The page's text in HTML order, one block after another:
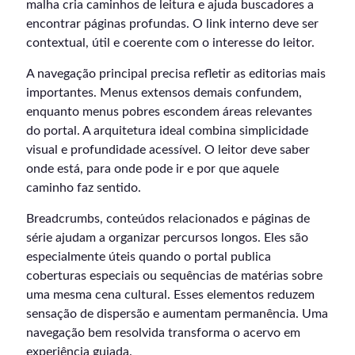
malha cria caminhos de leitura e ajuda buscadores a
encontrar páginas profundas. O link interno deve ser
contextual, útil e coerente com o interesse do leitor.
A navegação principal precisa refletir as editorias mais
importantes. Menus extensos demais confundem,
enquanto menus pobres escondem áreas relevantes
do portal. A arquitetura ideal combina simplicidade
visual e profundidade acessível. O leitor deve saber
onde está, para onde pode ir e por que aquele
caminho faz sentido.
Breadcrumbs, conteúdos relacionados e páginas de
série ajudam a organizar percursos longos. Eles são
especialmente úteis quando o portal publica
coberturas especiais ou sequências de matérias sobre
uma mesma cena cultural. Esses elementos reduzem
sensação de dispersão e aumentam permanência. Uma
navegação bem resolvida transforma o acervo em
experiência guiada.